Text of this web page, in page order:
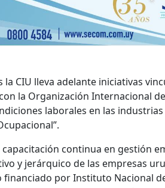
la CIU lleva adelante iniciativas
la Organización Internacional
laborales en las
continua en gestión
y jerárquico de las empresas
por Instituto Nacional